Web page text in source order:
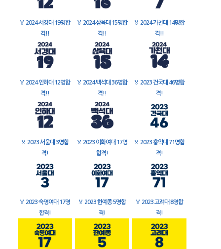
🏅 2024 서경대 19명합
격!!
🏅 2024 삼육대 15명합
격!!
🏅 2024 가천대 14명합
격!!
🏅 2024 인하대 12명합
격!!
🏅 2024 백석대 36명합
격!!
🏅 2023 건국대 46명합
격!
🏅 2023 서울대 3명합
격!
🏅 2023 이화여대 17명
합격!
🏅 2023 홍익대 71명합
격!
🏅 2023 숙명여대 17명
합격!
🏅 2023 한예종 5명합
격!
🏅 2023 고려대 8명합
격!